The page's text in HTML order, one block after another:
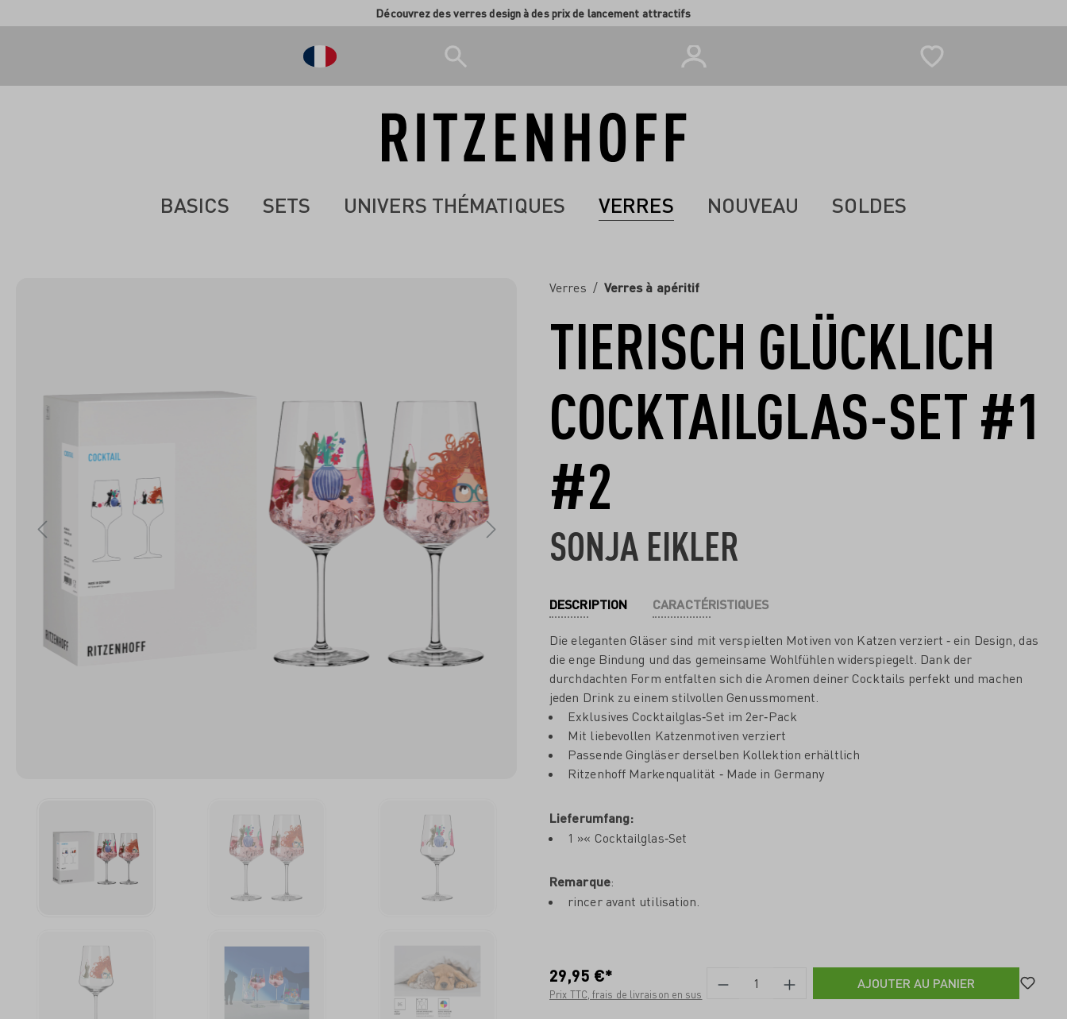
Découvrez des verres design à des prix de lancement attractifs
BASICS SETS UNIVERS THÉMATIQUES VERRES NOUVEAU SOLDES
Verres / Verres à apéritif
TIERISCH GLÜCKLICH
COCKTAILGLAS-SET #1
#2
SONJA EIKLER
DESCRIPTION CARACTÉRISTIQUES
Die eleganten Gläser sind mit verspielten Motiven von Katzen verziert ‐ ein Design, das
die enge Bindung und das gemeinsame Wohlfühlen widerspiegelt. Dank der
durchdachten Form entfalten sich die Aromen deiner Cocktails perfekt und machen
jeden Drink zu einem stilvollen Genussmoment.
Exklusives Cocktailglas‐Set im 2er‐Pack
Mit liebevollen Katzenmotiven verziert
Passende Gingläser derselben Kollektion erhältlich
Ritzenhoff Markenqualität ‐ Made in Germany
Lieferumfang:
1 »« Cocktailglas‐Set
Remarque:
rincer avant utilisation.
29,95 €*
Prix TTC, frais de livraison en sus
AJOUTER AU PANIER